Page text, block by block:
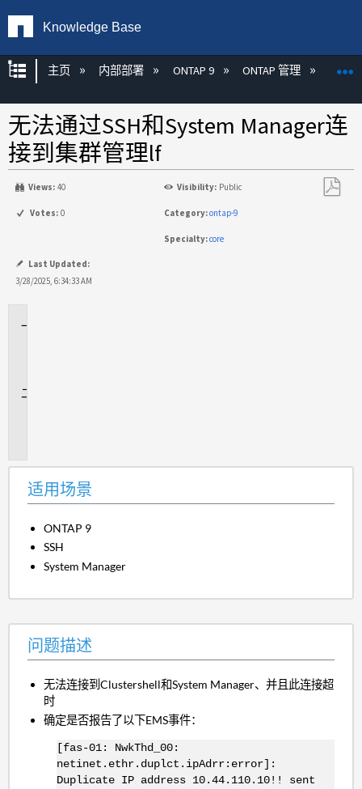
Knowledge Base
扩展/隐缩全局层次
主页 内部部署 ONTAP 9 ONTAP 管理
无法通过SSH和System Manager连
接到集群管理lf
Views: 40 Visibility: Public
Votes: 0 Category:ontap-9
Specialty:core
Last Updated:
3/28/2025, 6:34:33 AM
适用场景
ONTAP 9
SSH
System Manager
问题描述
无法连接到Clustershell和System Manager、并且此连接超
时
确定是否报告了以下EMS事件：
[fas-01: NwkThd_00:
netinet.ethr.duplct.ipAdrr:error]:
Duplicate IP address 10.44.110.10!! sent